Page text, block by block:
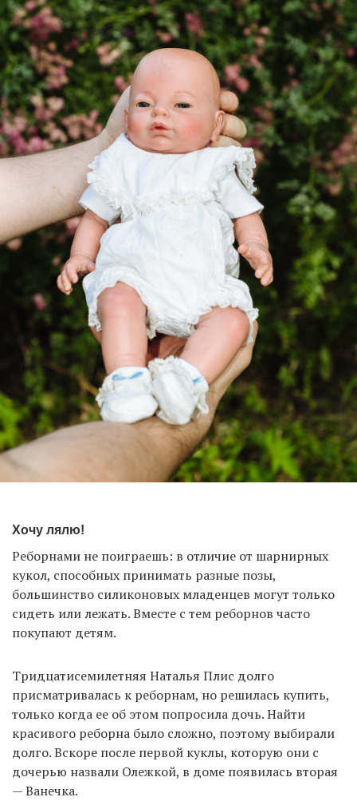
Хочу лялю!
Реборнами не поиграешь: в отличие от шарнирных
кукол, способных принимать разные позы,
большинство силиконовых младенцев могут только
сидеть или лежать. Вместе с тем реборнов часто
покупают детям.
Тридцатисемилетняя Наталья Плис долго
присматривалась к реборнам, но решилась купить,
только когда ее об этом попросила дочь. Найти
красивого реборна было сложно, поэтому выбирали
долго. Вскоре после первой куклы, которую они с
дочерью назвали Олежкой, в доме появилась вторая
— Ванечка.